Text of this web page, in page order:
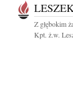
Z głębokim
Kpt. ż.w.